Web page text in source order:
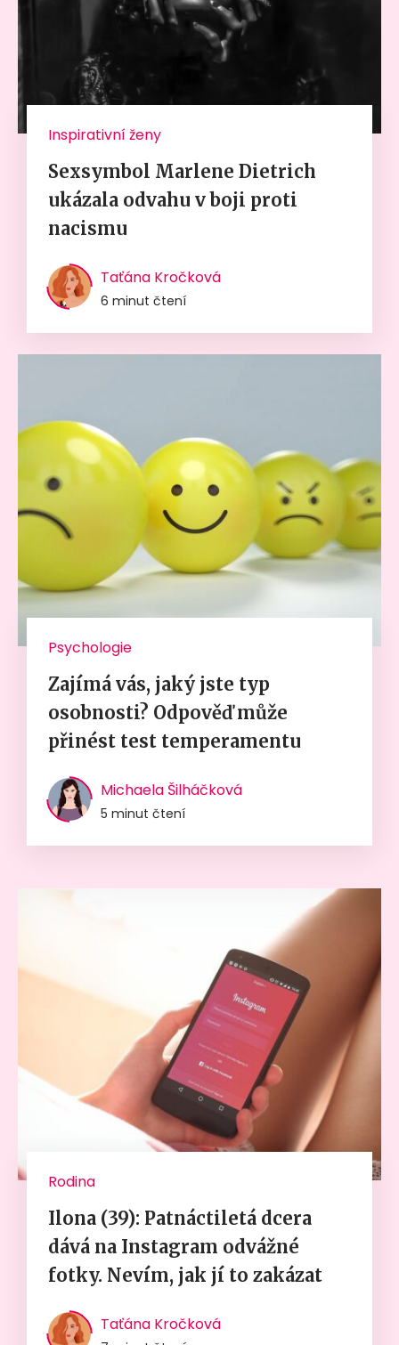
Inspirativní ženy
Sexsymbol Marlene Dietrich
ukázala odvahu v boji proti
nacismu
Taťána Kročková
6 minut čtení
Psychologie
Zajímá vás, jaký jste typ
osobnosti? Odpověď může
přinést test temperamentu
Michaela Šilháčková
5 minut čtení
Rodina
Ilona (39): Patnáctiletá dcera
dává na Instagram odvážné
fotky. Nevím, jak jí to zakázat
Taťána Kročková